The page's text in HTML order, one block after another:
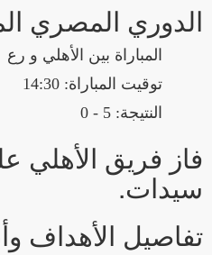
الدوري المصري
المباراة بين الأهلي و رع
توقيت المباراة: 14:30
النتيجة: 5 - 0
سيدات.
تفاصيل الأهداف